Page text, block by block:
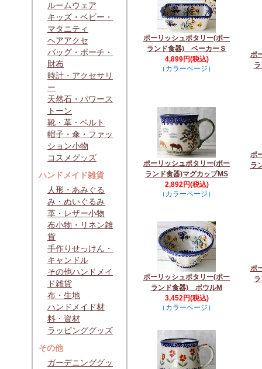
ルームウェア
キッズ・ベビー・
マタニティ
ヘアアクセ
バッグ・ポーチ・
財布
時計・アクセサリ
ー
天然石・パワース
トーン
靴・革・ベルト
帽子・傘・ファッ
ション小物
コスメグッズ
ハンドメイド雑貨
人形・あみぐる
み・ぬいぐるみ
革・レザー小物
布小物・リネン雑
貨
手作りせっけん・
キャンドル
その他ハンドメイ
ド雑貨
布・生地
ハンドメイド材
料・資材
ラッピンググッズ
その他
ガーデニンググッ
ポーリッシュポタリー(ポー
ランド食器) ベーカーＳ
4,899円(税込)
（カラーページ）
ポ
ポーリッシュポタリー(ポー
ランド食器)マグカップMS
2,892円(税込)
（カラーページ）
ポ
ラ
ポーリッシュポタリー(ポー
ランド食器) ボウルM
3,452円(税込)
（カラーページ）
ポ